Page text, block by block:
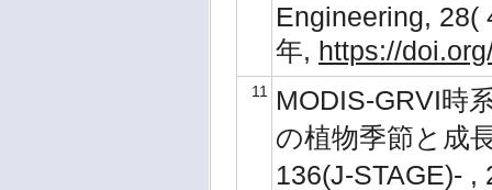
Engineering, 28(
年, https://
11
MODIS-GRVI時
の植物季節と成
136(J‐STAGE)-